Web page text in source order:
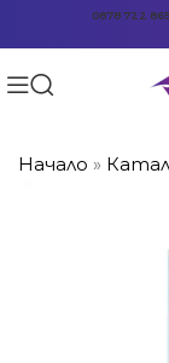
0878 722 865
Начало »